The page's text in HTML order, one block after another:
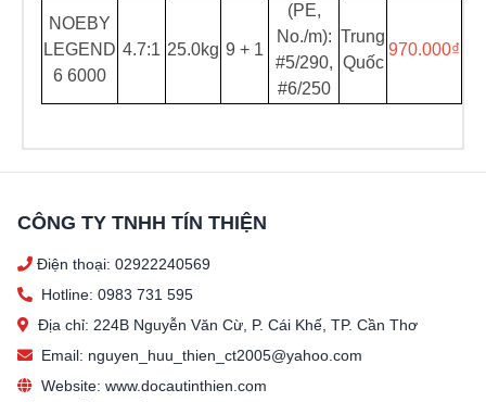
NOEBY
LEGEND
6 6000
4.7:1 25.0kg 9 + 1
(PE,
No./m):
#5/290,
#6/250
Trung
Quốc
970.000₫
CÔNG TY TNHH TÍN THIỆN
Điện thoại: 02922240569
Hotline: 0983 731 595
Địa chỉ: 224B Nguyễn Văn Cừ, P. Cái Khế, TP. Cần Thơ
Email: nguyen_huu_thien_ct2005@yahoo.com
Website: www.docautinthien.com